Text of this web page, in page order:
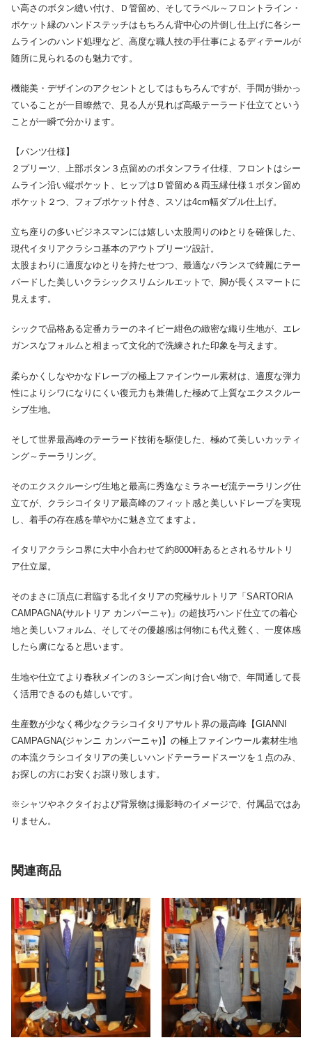
い高さのボタン縫い付け、Ｄ管留め、そしてラペル～フロントライン・
ポケット縁のハンドステッチはもちろん背中心の片倒し仕上げに各シー
ムラインのハンド処理など、高度な職人技の手仕事によるディテールが
随所に見られるのも魅力です。
機能美・デザインのアクセントとしてはもちろんですが、手間が掛かっ
ていることが一目瞭然で、見る人が見れば高級テーラード仕立てという
ことが一瞬で分かります。
【パンツ仕様】
２プリーツ、上部ボタン３点留めのボタンフライ仕様、フロントはシー
ムライン沿い縦ポケット、ヒップはＤ管留め＆両玉縁仕様１ボタン留め
ポケット２つ、フォブポケット付き、スソは4cm幅ダブル仕上げ。
立ち座りの多いビジネスマンには嬉しい太股周りのゆとりを確保した、
現代イタリアクラシコ基本のアウトプリーツ設計。
太股まわりに適度なゆとりを持たせつつ、最適なバランスで綺麗にテー
パードした美しいクラシックスリムシルエットで、脚が長くスマートに
見えます。
シックで品格ある定番カラーのネイビー紺色の緻密な織り生地が、エレ
ガンスなフォルムと相まって文化的で洗練された印象を与えます。
柔らかくしなやかなドレープの極上ファインウール素材は、適度な弾力
性によりシワになりにくい復元力も兼備した極めて上質なエクスクルー
シブ生地。
そして世界最高峰のテーラード技術を駆使した、極めて美しいカッティ
ング～テーラリング。
そのエクスクルーシヴ生地と最高に秀逸なミラネーゼ流テーラリング仕
立てが、クラシコイタリア最高峰のフィット感と美しいドレープを実現
し、着手の存在感を華やかに魅き立てますよ。
イタリアクラシコ界に大中小合わせて約8000軒あるとされるサルトリ
ア仕立屋。
そのまさに頂点に君臨する北イタリアの究極サルトリア「SARTORIA
CAMPAGNA(サルトリア カンパーニャ)」の超技巧ハンド仕立ての着心
地と美しいフォルム、そしてその優越感は何物にも代え難く、一度体感
したら虜になると思います。
生地や仕立てより春秋メインの３シーズン向け合い物で、年間通して長
く活用できるのも嬉しいです。
生産数が少なく稀少なクラシコイタリアサルト界の最高峰【GIANNI
CAMPAGNA(ジャンニ カンパーニャ)】の極上ファインウール素材生地
の本流クラシコイタリアの美しいハンドテーラードスーツを１点のみ、
お探しの方にお安くお譲り致します。
※シャツやネクタイおよび背景物は撮影時のイメージで、付属品ではあ
りません。
関連商品